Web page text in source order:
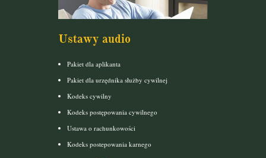
Ustawy audio
Pakiet dla aplikanta
Pakiet dla urzędnika służby cywilnej
Kodeks cywilny
Kodeks postępowania cywilnego
Ustawa o rachunkowości
Kodeks postepowania karnego